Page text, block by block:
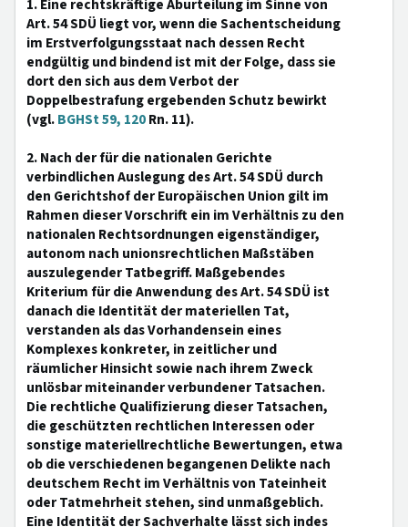
1. Eine rechtskräftige Aburteilung im Sinne von
Art. 54 SDÜ liegt vor, wenn die Sachentscheidung
im Erstverfolgungsstaat nach dessen Recht
endgültig und bindend ist mit der Folge, dass sie
dort den sich aus dem Verbot der
Doppelbestrafung ergebenden Schutz bewirkt
(vgl.BGHSt 59, 120Rn. 11).
2. Nach der für die nationalen Gerichte
verbindlichen Auslegung des Art. 54 SDÜ durch
den Gerichtshof der Europäischen Union gilt im
Rahmen dieser Vorschrift ein im Verhältnis zu den
nationalen Rechtsordnungen eigenständiger,
autonom nach unionsrechtlichen Maßstäben
auszulegender Tatbegriff. Maßgebendes
Kriterium für die Anwendung des Art. 54 SDÜ ist
danach die Identität der materiellen Tat,
verstanden als das Vorhandensein eines
Komplexes konkreter, in zeitlicher und
räumlicher Hinsicht sowie nach ihrem Zweck
unlösbar miteinander verbundener Tatsachen.
Die rechtliche Qualifizierung dieser Tatsachen,
die geschützten rechtlichen Interessen oder
sonstige materiellrechtliche Bewertungen, etwa
ob die verschiedenen begangenen Delikte nach
deutschem Recht im Verhältnis von Tateinheit
oder Tatmehrheit stehen, sind unmaßgeblich.
Eine Identität der Sachverhalte lässt sich indes